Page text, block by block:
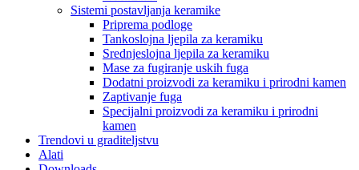
Sistemi postavljanja keramike
Priprema podloge
Tankoslojna ljepila za keramiku
Srednjeslojna ljepila za keramiku
Mase za fugiranje uskih fuga
Dodatni proizvodi za keramiku i prirodni kamen
Zaptivanje fuga
Specijalni proizvodi za keramiku i prirodni
kamen
Trendovi u graditeljstvu
Alati